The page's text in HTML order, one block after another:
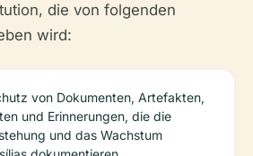
die von folgenden
wird:
von Dokumenten, Artefakten,
und Erinnerungen, die die
und das Wachstum